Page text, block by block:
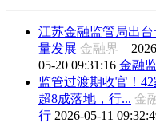
江苏金融监管局出
量发展 金融界
05-20 09:31:16 金融
监管过渡期收官！
超8成落地，行... 金
行 2026-05-11